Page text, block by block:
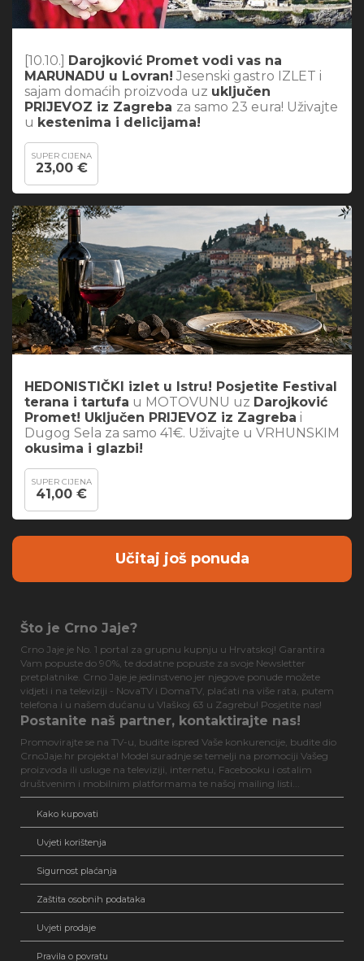
[10.10.]
Darojković Promet vodi vas na
MARUNADU u Lovran! Jesenski gastro IZLET i
sajam domaćih proizvoda uz uključen
PRIJEVOZ iz Zagreba za samo 23 eura! Uživajte
u kestenima i delicijama!
SUPER CIJENA
23,00 €
HEDONISTIČKI izlet u Istru! Posjetite Festival
terana i tartufa u MOTOVUNU uz Darojković
Promet! Uključen PRIJEVOZ iz Zagreba i
Dugog Sela za samo 41€. Uživajte u VRHUNSKIM
okusima i glazbi!
SUPER CIJENA
41,00 €
Učitaj još ponuda
Što je Crno Jaje?
Crno Jaje je No. 1 portal za grupnu kupnju u Hrvatskoj! Garantira
Vam popuste do 90%, te dodatne popuste za svoje Newsletter
pretplatnike. Crno Jaje je jedinstveno jer njegove ponude možete
vidjeti i na televiziji - NovaTV i DomaTV, plaćati na više rata, putem
telefona i u našem dućanu u Vlaškoj 63 u Zagrebu! Posjetite nas!
Postanite naš partner, kontaktirajte nas!
Promovirajte se na TV-u, budite ispred Vaše konkurencije, budite dio
CrnoJaje.hr projekta! Model suradnje se temelji na promociji Vašeg
proizvoda ili usluge na televiziji, internetu, Facebooku i ostalim
društvenim i mobilnim platformama te našoj mailing listi...
Kako kupovati
Uvjeti korištenja
Sigurnost plaćanja
Zaštita osobnih podataka
Uvjeti prodaje
Pravila o povratu